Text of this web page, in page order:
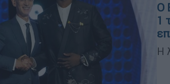
Ο
1
Η